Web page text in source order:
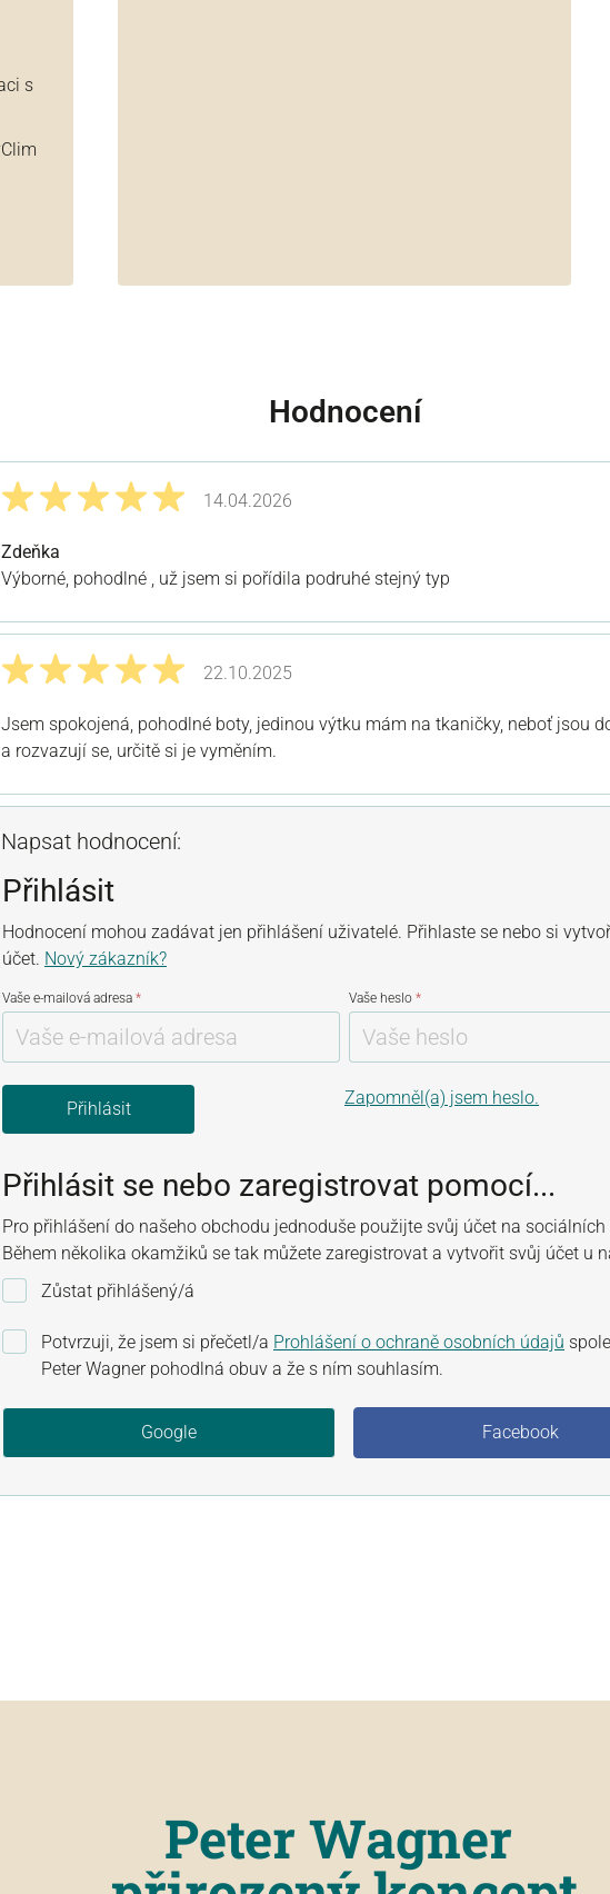
s
Hodnocení
14.04.2026
Zdeňka
Výborné, pohodlné , už jsem si pořídila podruhé stejný typ
22.10.2025
Jsem spokojená, pohodlné boty, jedinou výtku mám na tkaničky, neboť jsou
a rozvazují se, určitě si je vyměním.
Napsat hodnocení:
Přihlásit
Hodnocení mohou zadávat jen přihlášení uživatelé. Přihlaste se nebo si
účet. Nový zákazník?
Vaše e-mailová adresa * Vaše heslo *
Přihlásit
Zapomněl(a) jsem heslo.
Přihlásit se nebo zaregistrovat pomocí...
Pro přihlášení do našeho obchodu jednoduše použijte svůj účet na sociálních
Během několika okamžiků se tak můžete zaregistrovat a vytvořit svůj účet u
Zůstat přihlášený/á
Potvrzuji, že jsem si přečetl/a Prohlášení o ochraně osobních údajů
Peter Wagner pohodlná obuv a že s ním souhlasím.
Google Facebook
Peter Wagner